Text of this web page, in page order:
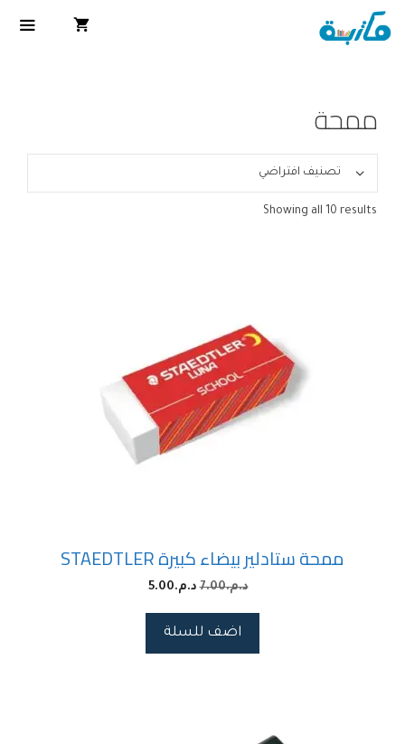
ممحة
Showing all 10 results
ممحة ستادلير بيضاء كبيرة STAEDTLER
د.م.7.00 د.م.5.00
اضف للسلة